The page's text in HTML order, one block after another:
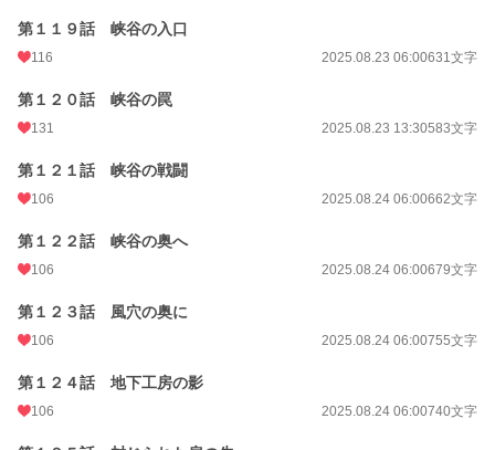
第１１９話 峡谷の入口
116 2025.08.23 06:00631文字
第１２０話 峡谷の罠
131 2025.08.23 13:30583文字
第１２１話 峡谷の戦闘
106 2025.08.24 06:00662文字
第１２２話 峡谷の奥へ
106 2025.08.24 06:00679文字
第１２３話 風穴の奥に
106 2025.08.24 06:00755文字
第１２４話 地下工房の影
106 2025.08.24 06:00740文字